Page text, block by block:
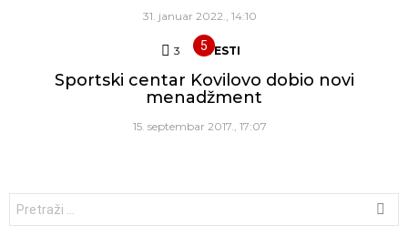
31. januar 2022., 14:10
3 Komentara
VESTI
Sportski centar Kovilovo dobio novi
menadžment
15. septembar 2017., 17:07